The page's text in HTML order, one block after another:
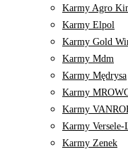
Karmy Agro
Karmy Elpol
Karmy Gold
Karmy Mdm
Karmy Mędrysa
Karmy
Karmy
Karmy Versele-
Karmy Zenek